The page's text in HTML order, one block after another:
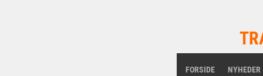
FORSIDE NYHEDER